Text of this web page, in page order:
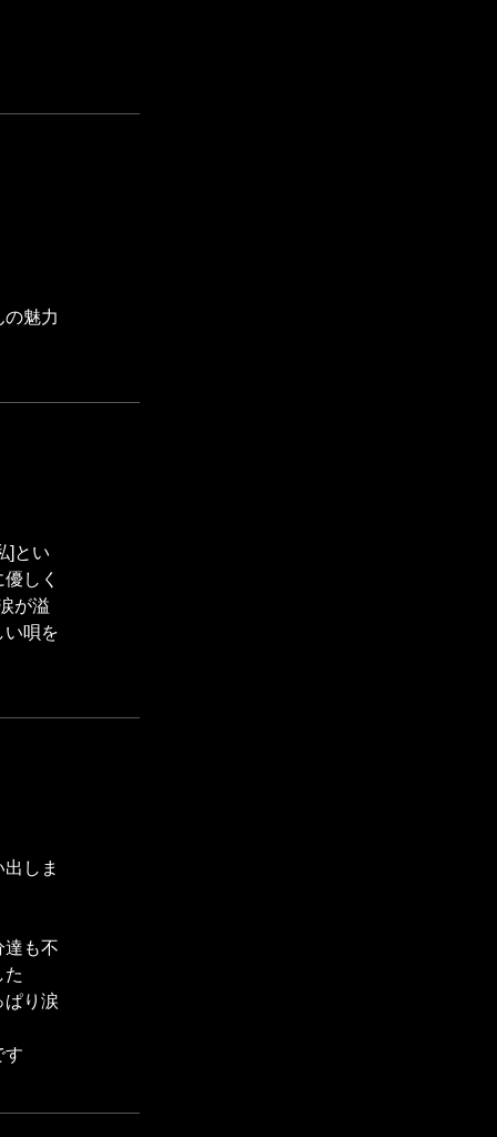
魅力
]とい
しく
が溢
い唄を
しま
達も不
た
ぱり涙
す